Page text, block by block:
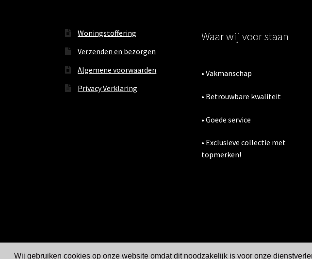
Wij gebruiken cookies op onze website omdat dit noodzakelijk is voor onze
Woningstoffering
Verzenden en bezorgen
Algemene voorwaarden
Privacy Verklaring
Waar wij voor staan
• Vakmanschap
• Betrouwbare kwaliteit
• Goede service
• Exclusieve collectie met
topmerken!